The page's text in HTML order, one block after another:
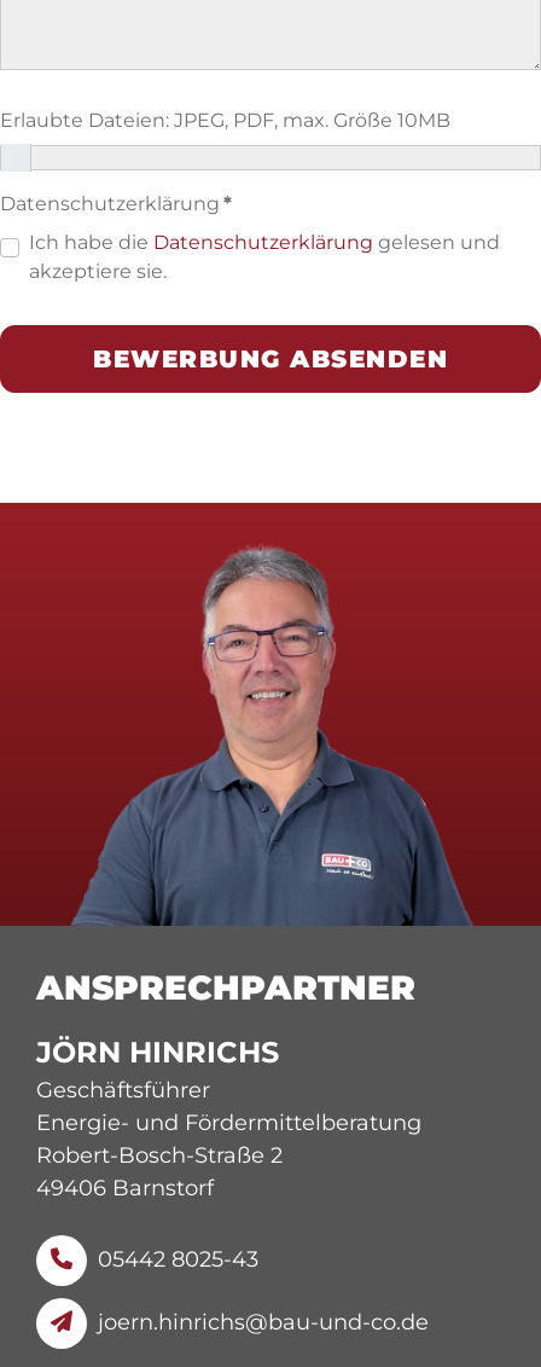
Erlaubte Dateien: JPEG, PDF, max. Größe 10MB
Datenschutzerklärung *
Ich habe die Datenschutzerklärung gelesen und
akzeptiere sie.
BEWERBUNG ABSENDEN
JÖRN HINRICHS
Geschäftsführer
Energie- und Fördermittelberatung
Robert-Bosch-Straße 2
49406 Barnstorf
05442 8025-43
joern.hinrichs@bau-und-co.de